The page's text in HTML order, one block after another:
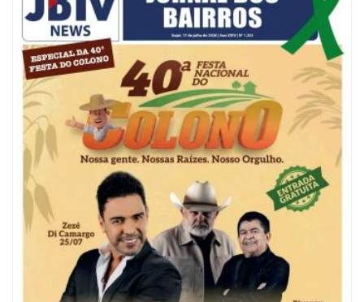
08/08/2026 | 07:00
Reservatórios de Penha são higienizados com ajuda de mergulhadores e
sem interrupção no abastecimento